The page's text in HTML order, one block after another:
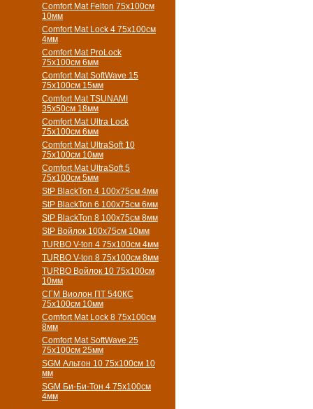
Comfort Mat Felton 75х100см
10мм
Comfort Mat Lock 4 75х100см
4мм
Comfort Mat ProLock
75х100см 6мм
Comfort Mat SoftWave 15
75х100см 15мм
Comfort Mat TSUNAMI
35х50см 18мм
Comfort Mat Ultra Lock
75х100см 6мм
Comfort Mat UltraSoft 10
75х100см 10мм
Comfort Mat UltraSoft 5
75х100см 5мм
StP BlackTon 4 100х75см 4мм
StP BlackTon 6 100х75см 6мм
StP BlackTon 8 100х75см 8мм
StP Войлок 100х75см 10мм
TURBO V-ton 4 75х100см 4мм
TURBO V-ton 8 75х100см 8мм
TURBO Войлок 10 75х100см
10мм
СГМ Виолон ПТ 540КС
75х100см 10мм
Comfort Mat Lock 8 75х100см
8мм
Comfort Mat SoftWave 25
75х100см 25мм
SGM Альтон 10 75x100см 10
мм
SGM Би-Би-Тон 4 75х100см
4мм